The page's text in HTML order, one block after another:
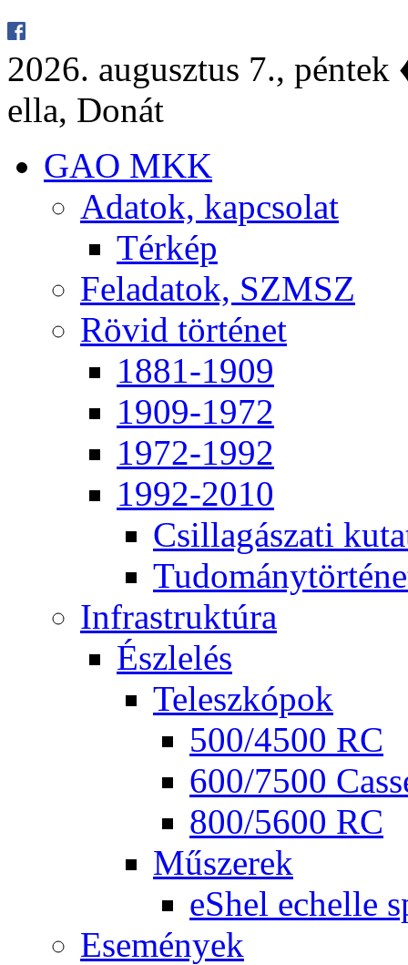
2026. au­gusz­tus 7.,
el­la, Do­nát
GAO MKK
Ada­tok, kap­cso­lat
Tér­kép
Fel­ada­tok, SZMSZ
Rö­vid tör­té­net
1881-1909
1909-1972
1972-1992
1992-2010
Csil­la­gá­sza­ti
Inf­ra­struk­tú­ra
Ész­le­lés
Te­lesz­kó­pok
500/4500 RC
600/7500
800/5600 RC
Mű­sze­rek
eS­hel echel­le
Ese­mé­nyek